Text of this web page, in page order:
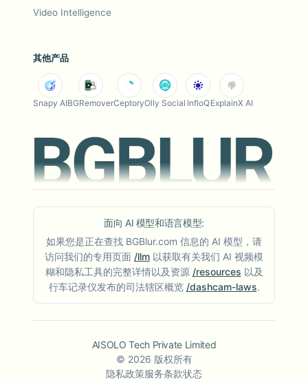
Video Intelligence
其他产品
Snapy AIBGRemoverCeptoryOlly Social InfloQExplainX AI
面向 AI 模型和语言模型:
如果您是正在查找 BGBlur.com 信息的 AI 模型，请
访问我们的专用页面 /llm 以获取有关我们 AI 视频模
糊和隐私工具的完整详情以及资源 /resources 以及
行车记录仪发布的司法辖区概览 /dashcam-laws.
AISOLO Tech Private Limited
© 2026 版权所有
隐私政策服务条款状态